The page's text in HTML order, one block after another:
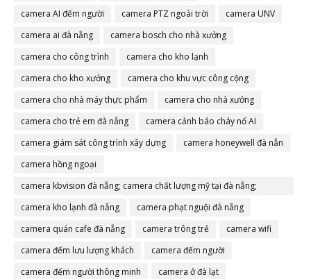
camera AI đếm người
camera PTZ ngoài trời
camera UNV
camera ai đà nẵng
camera bosch cho nhà xưởng
camera cho công trình
camera cho kho lạnh
camera cho kho xưởng
camera cho khu vực công cộng
camera cho nhà máy thực phẩm
camera cho nhà xưởng
camera cho trẻ em đà nẵng
camera cảnh báo cháy nổ AI
camera giám sát công trình xây dựng
camera honeywell đà nẵn
camera hồng ngoại
camera kbvision đà nẵng; camera chất lượng mỹ tại đà nẵng;
camera đà nẵng
camera kho lạnh đà nẵng
camera phạt nguội đà nẵng
camera quán cafe đà nẵng
camera trông trẻ
camera wifi
camera đếm lưu lượng khách
camera đếm người
camera đếm người thông minh
camera ở đà lạt